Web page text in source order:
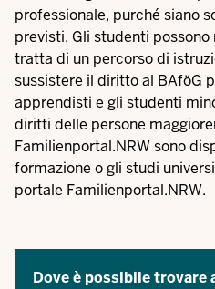
professionale, purché siano
previsti. Gli studenti
tratta di un percorso di
sussistere il diritto al BAföG
apprendisti e gli studenti
diritti delle persone
Familienportal.NRW sono
formazione o gli studi
portale Familienportal.NRW.
Dove è possibile trovare